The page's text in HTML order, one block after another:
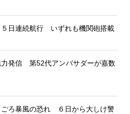
日連続航行 いずれも機関砲搭載
発信 第52代アンバサダーが嘉数
ろ暴風の恐れ ６日から大しけ警